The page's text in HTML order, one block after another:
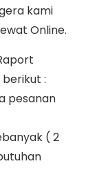
kami
Online.
berikut :
pesanan
( 2